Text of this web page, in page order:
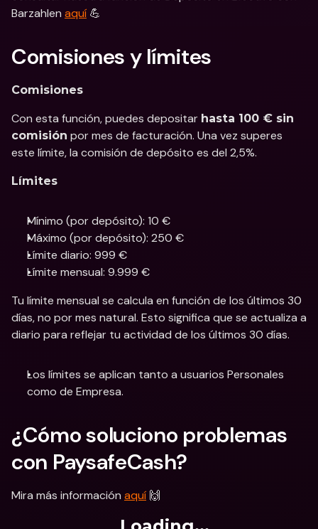
Barzahlen aquí 💪
Comisiones y límites
Comisiones
Con esta función, puedes depositar hasta 100 € sin
comisión por mes de facturación. Una vez superes
este límite, la comisión de depósito es del 2,5%.
Límites
Mínimo (por depósito): 10 €
Máximo (por depósito): 250 €
Límite diario: 999 €
Límite mensual: 9.999 €
Tu límite mensual se calcula en función de los últimos 30
días, no por mes natural. Esto significa que se actualiza a
diario para reflejar tu actividad de los últimos 30 días.
Los límites se aplican tanto a usuarios Personales
como de Empresa.
¿Cómo soluciono problemas
con PaysafeCash?
Mira más información aquí 🙌